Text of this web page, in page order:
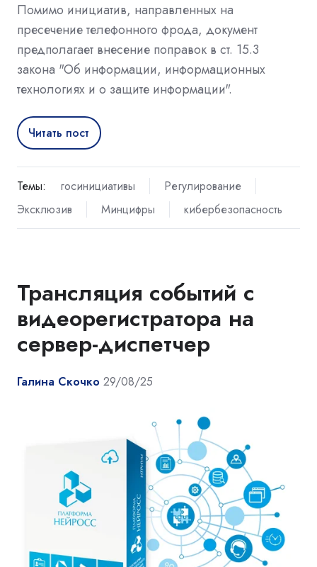
Помимо инициатив, направленных на
пресечение телефонного фрода, документ
предполагает внесение поправок в ст. 15.3
закона "Об информации, информационных
технологиях и о защите информации".
Читать пост
Темы: госинициативы
Регулирование
Эксклюзив
Минцифры кибербезопасность
Трансляция событий с
видеорегистратора на
сервер-диспетчер
Галина Скочко 29/08/25